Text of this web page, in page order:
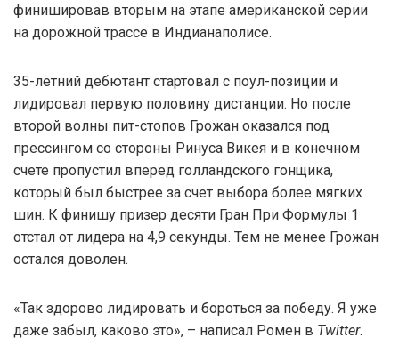
финишировав вторым на этапе американской серии
на дорожной трассе в Индианаполисе.
35-летний дебютант стартовал с поул-позиции и
лидировал первую половину дистанции. Но после
второй волны пит-стопов Грожан оказался под
прессингом со стороны Ринуса Викея и в конечном
счете пропустил вперед голландского гонщика,
который был быстрее за счет выбора более мягких
шин. К финишу призер десяти Гран При Формулы 1
отстал от лидера на 4,9 секунды. Тем не менее Грожан
остался доволен.
«Так здорово лидировать и бороться за победу. Я уже
даже забыл, каково это», – написал Ромен в Twitter.